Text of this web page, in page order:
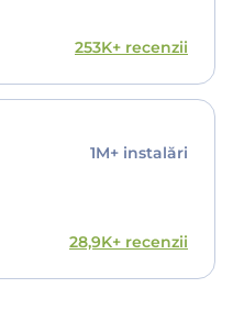
253K+ recenzii
1M+ instalări
28,9K+ recenzii